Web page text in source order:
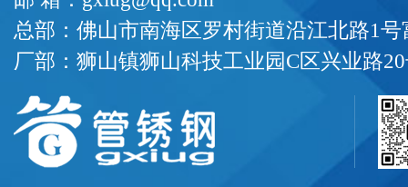
总部：佛山市南海区罗村街道沿江北路1号
厂部：狮山镇狮山科技工业园C区兴业路